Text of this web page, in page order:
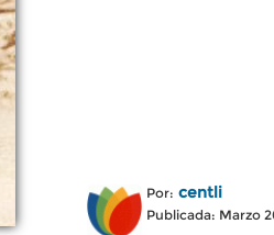
Por: centli
Publicada: Marzo